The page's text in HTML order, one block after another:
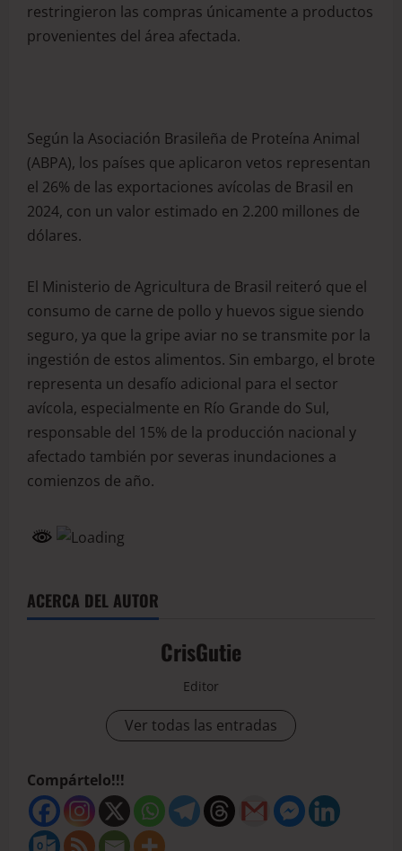
restringieron las compras únicamente a productos
provenientes del área afectada.
Según la Asociación Brasileña de Proteína Animal
(ABPA), los países que aplicaron vetos representan
el 26% de las exportaciones avícolas de Brasil en
2024, con un valor estimado en 2.200 millones de
dólares.
El Ministerio de Agricultura de Brasil reiteró que el
consumo de carne de pollo y huevos sigue siendo
seguro, ya que la gripe aviar no se transmite por la
ingestión de estos alimentos. Sin embargo, el brote
representa un desafío adicional para el sector
avícola, especialmente en Río Grande do Sul,
responsable del 15% de la producción nacional y
afectado también por severas inundaciones a
comienzos de año.
ACERCA DEL AUTOR
CrisGutie
Editor
Ver todas las entradas
Compártelo!!!